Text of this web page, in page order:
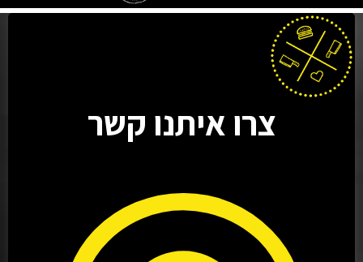
צרו איתנו קשר